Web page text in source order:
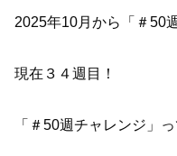
2025年10月から「＃50
現在３４週目！
「＃50週チャレンジ」